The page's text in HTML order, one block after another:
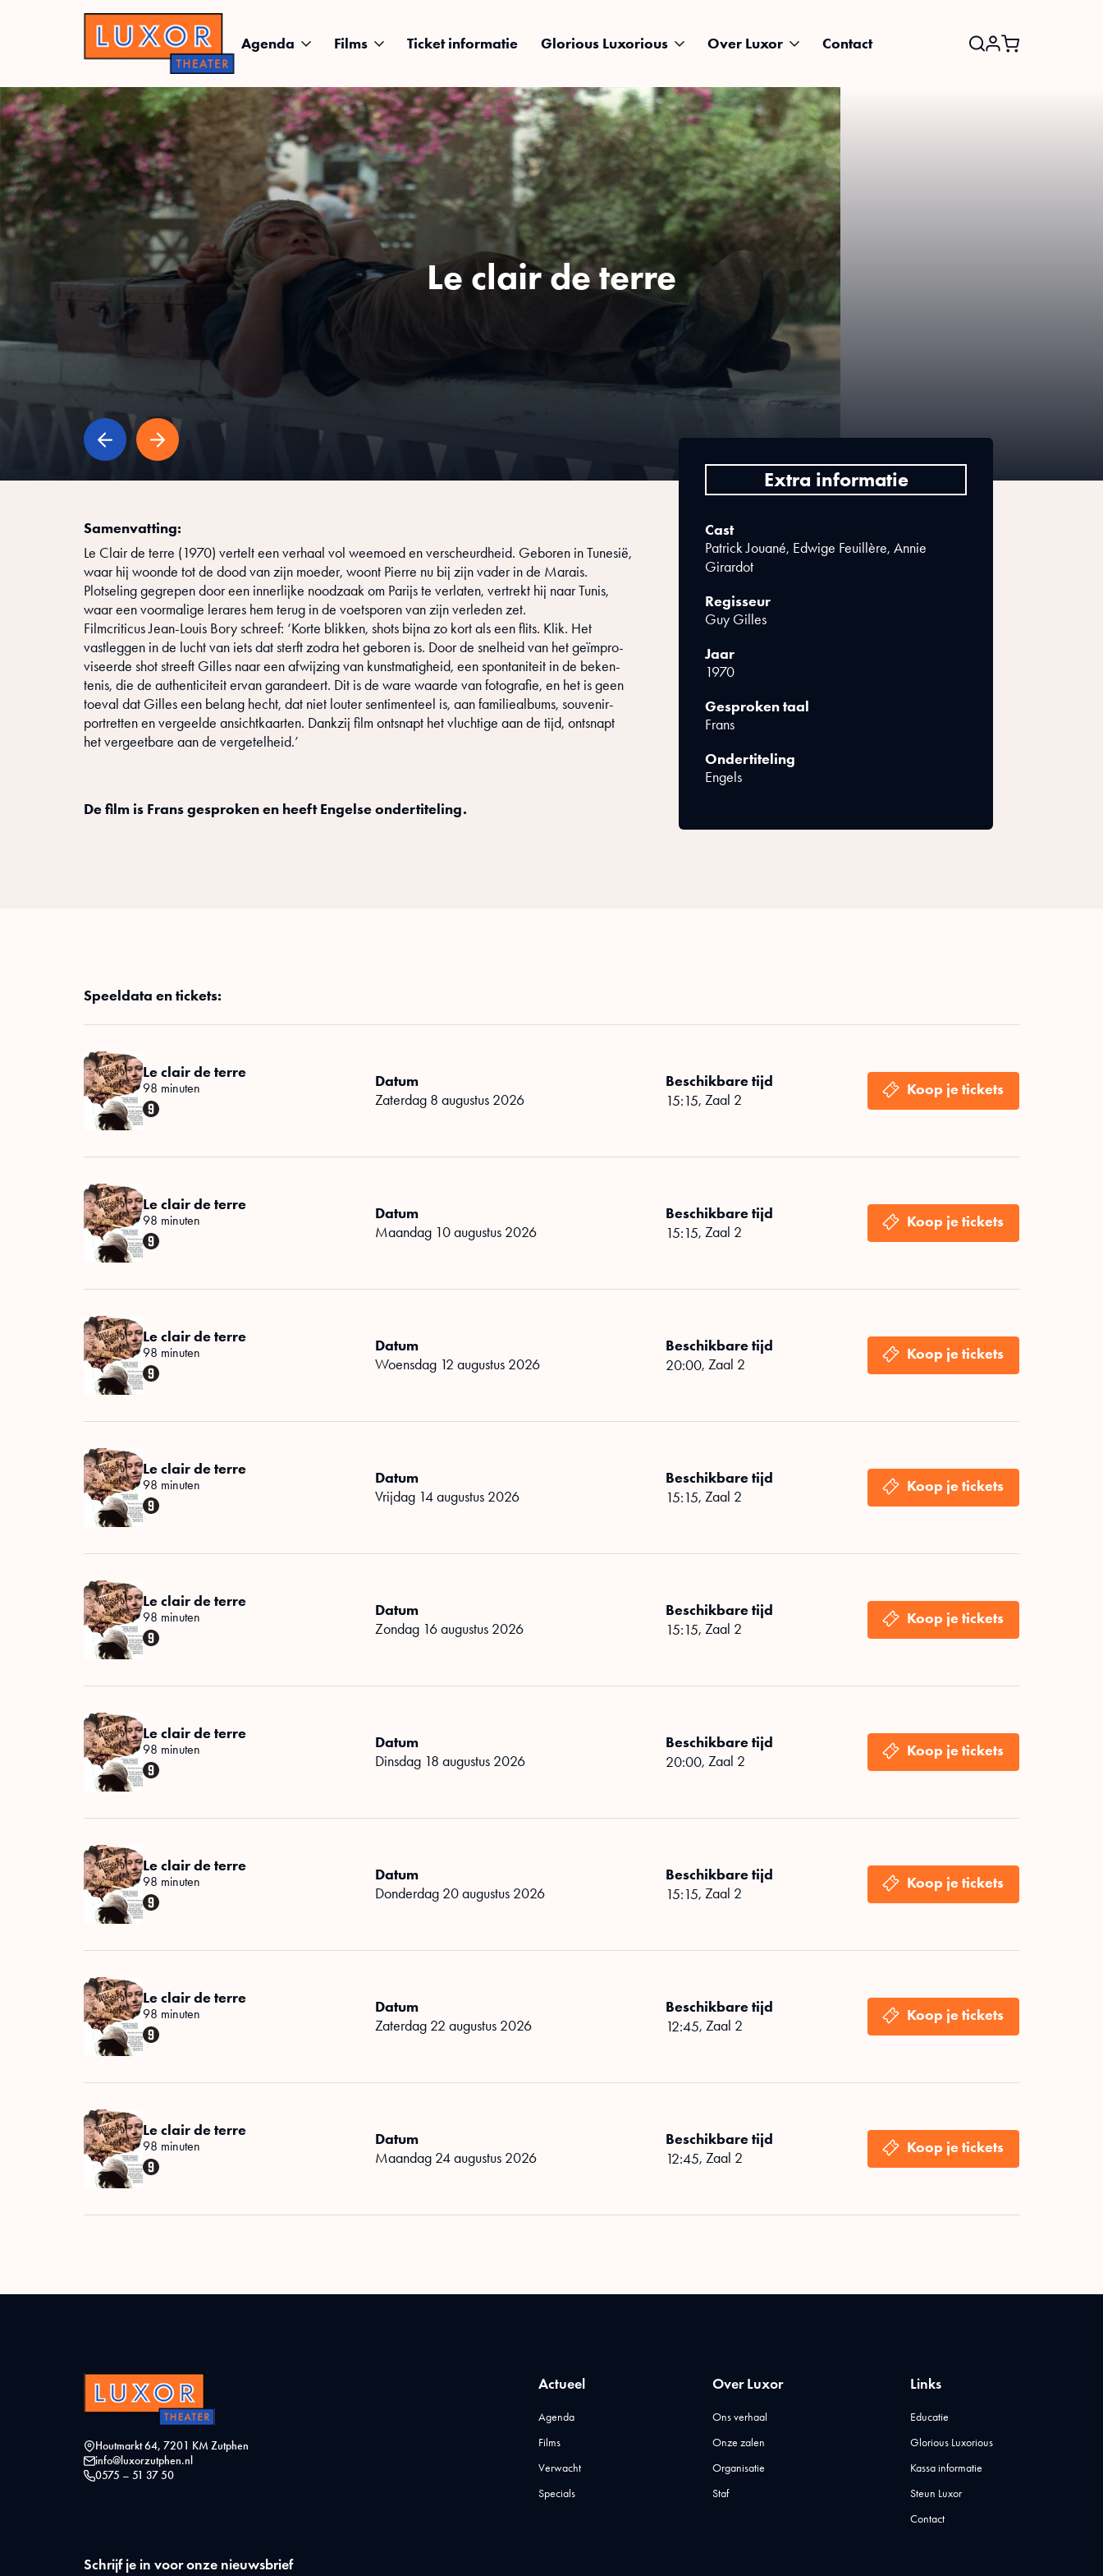
Agenda Films Ticket informatie Glorious Luxorious Over Luxor
Contact
Le clair de terre
Samenvatting:
Le Clair de terre (1970) vertelt een verhaal vol weemoed en verscheurdheid. Geboren in Tunesië,
waar hij woonde tot de dood van zijn moeder, woont Pierre nu bij zijn vader in de Marais.
Plotseling gegrepen door een innerlijke noodzaak om Parijs te verlaten, vertrekt hij naar Tunis,
waar een voormalige lerares hem terug in de voetsporen van zijn verleden zet.
Filmcriticus Jean-Louis Bory schreef: ‘Korte blikken, shots bijna zo kort als een flits. Klik. Het
vastleggen in de lucht van iets dat sterft zodra het geboren is. Door de snelheid van het geïmpro-
viseerde shot streeft Gilles naar een afwijzing van kunstmatigheid, een spontaniteit in de beken-
tenis, die de authenticiteit ervan garandeert. Dit is de ware waarde van fotografie, en het is geen
toeval dat Gilles een belang hecht, dat niet louter sentimenteel is, aan familiealbums, souvenir-
portretten en vergeelde ansichtkaarten. Dankzij film ontsnapt het vluchtige aan de tijd, ontsnapt
het vergeetbare aan de vergetelheid.’
De film is Frans gesproken en heeft Engelse ondertiteling.
Extra informatie
Cast
Patrick Jouané, Edwige Feuillère, Annie
Girardot
Regisseur
Guy Gilles
Jaar
1970
Gesproken taal
Frans
Ondertiteling
Engels
Speeldata en tickets:
Le clair de terre
98 minuten
Datum
zaterdag 8 augustus 2026
Beschikbare tijd
15:15,Zaal 2
Le clair de terre
98 minuten
Datum
maandag 10 augustus 2026
Beschikbare tijd
15:15,Zaal 2
Le clair de terre
98 minuten
Datum
woensdag 12 augustus 2026
Beschikbare tijd
20:00,Zaal 2
Le clair de terre
98 minuten
Datum
vrijdag 14 augustus 2026
Beschikbare tijd
15:15,Zaal 2
Le clair de terre
98 minuten
Datum
zondag 16 augustus 2026
Beschikbare tijd
15:15,Zaal 2
Le clair de terre
98 minuten
Datum
dinsdag 18 augustus 2026
Beschikbare tijd
20:00,Zaal 2
Le clair de terre
98 minuten
Datum
donderdag 20 augustus 2026
Beschikbare tijd
15:15,Zaal 2
Le clair de terre
98 minuten
Datum
zaterdag 22 augustus 2026
Beschikbare tijd
12:45,Zaal 2
Le clair de terre
98 minuten
Datum
maandag 24 augustus 2026
Beschikbare tijd
12:45,Zaal 2
Houtmarkt 64, 7201 KM Zutphen
info@luxorzutphen.nl
0575 – 51 37 50
Actueel
Agenda
Films
Verwacht
Specials
Over Luxor
Ons verhaal
Onze zalen
Organisatie
Staf
Links
Educatie
Glorious Luxorious
Kassa informatie
Steun Luxor
Contact
Schrijf je in voor onze nieuwsbrief